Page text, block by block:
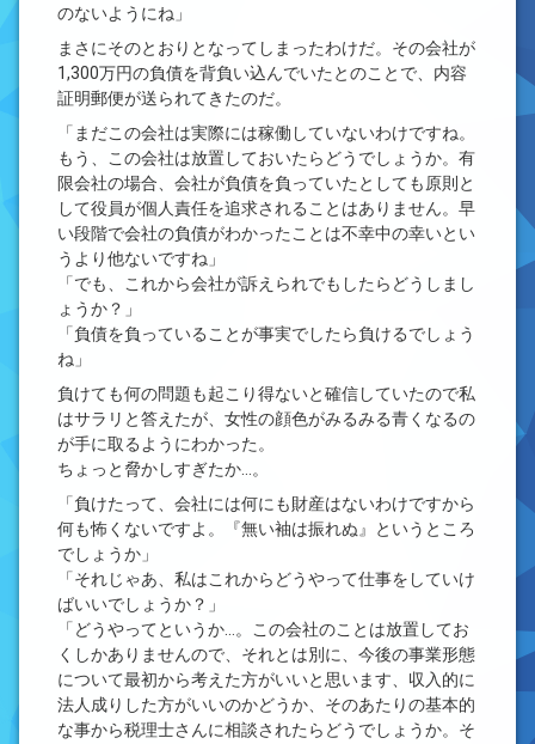
のないようにね」
まさにそのとおりとなってしまったわけだ。その会社が
1,300万円の負債を背負い込んでいたとのことで、内容
証明郵便が送られてきたのだ。
「まだこの会社は実際には稼働していないわけですね。
もう、この会社は放置しておいたらどうでしょうか。有
限会社の場合、会社が負債を負っていたとしても原則と
して役員が個人責任を追求されることはありません。早
い段階で会社の負債がわかったことは不幸中の幸いとい
うより他ないですね」
「でも、これから会社が訴えられでもしたらどうしまし
ょうか？」
「負債を負っていることが事実でしたら負けるでしょう
ね」
負けても何の問題も起こり得ないと確信していたので私
はサラリと答えたが、女性の顔色がみるみる青くなるの
が手に取るようにわかった。
ちょっと脅かしすぎたか…。
「負けたって、会社には何にも財産はないわけですから
何も怖くないですよ。『無い袖は振れぬ』というところ
でしょうか」
「それじゃあ、私はこれからどうやって仕事をしていけ
ばいいでしょうか？」
「どうやってというか…。この会社のことは放置してお
くしかありませんので、それとは別に、今後の事業形態
について最初から考えた方がいいと思います、収入的に
法人成りした方がいいのかどうか、そのあたりの基本的
な事から税理士さんに相談されたらどうでしょうか。そ